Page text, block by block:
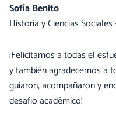
Sofía Benito
Historia y Ciencias
¡Felicitamos a todas el
y también agradecemos a
guiaron, acompañaron y
desafío académico!